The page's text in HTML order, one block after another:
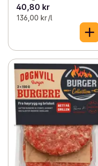
40,80 kr
136,00 kr /l